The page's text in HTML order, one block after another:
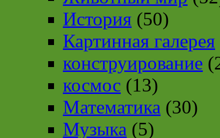
История (50)
Картинная галерея
конструирование
космос (13)
Математика (30)
Музыка (5)